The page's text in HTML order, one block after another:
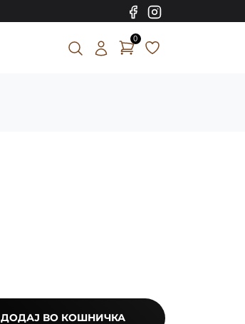
0
ДОДАЈ ВО КОШНИЧКА